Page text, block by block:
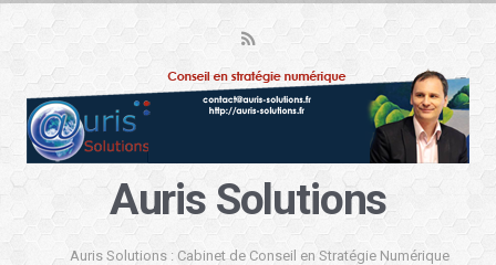
Auris Solutions
Auris Solutions : Cabinet de Conseil en Stratégie Numérique